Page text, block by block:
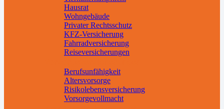
Hausrat
Wohngebäude
Privater Rechtsschutz
KFZ-Versicherung
Fahrradversicherung
Reiseversicherungen
Berufsunfähigkeit
Altersvorsorge
Risikolebensversicherung
Vorsorgevollmacht